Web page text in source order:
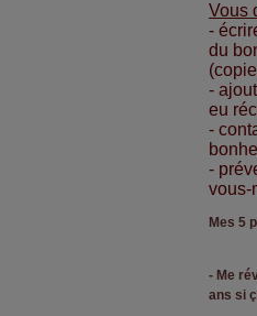
Vous
-
du
-
eu
-
-
vous-
Mes 5
- Me
ans si